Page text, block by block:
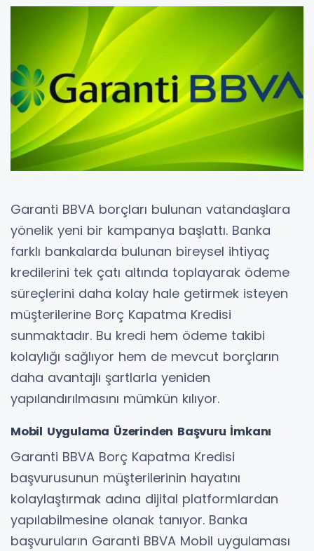
Garanti BBVA borçları bulunan vatandaşlara
yönelik yeni bir kampanya başlattı. Banka
farklı bankalarda bulunan bireysel ihtiyaç
kredilerini tek çatı altında toplayarak ödeme
süreçlerini daha kolay hale getirmek isteyen
müşterilerine Borç Kapatma Kredisi
sunmaktadır. Bu kredi hem ödeme takibi
kolaylığı sağlıyor hem de mevcut borçların
daha avantajlı şartlarla yeniden
yapılandırılmasını mümkün kılıyor.
Mobil Uygulama Üzerinden Başvuru İmkanı
Garanti BBVA Borç Kapatma Kredisi
başvurusunun müşterilerinin hayatını
kolaylaştırmak adına dijital platformlardan
yapılabilmesine olanak tanıyor. Banka
başvuruların Garanti BBVA Mobil uygulaması